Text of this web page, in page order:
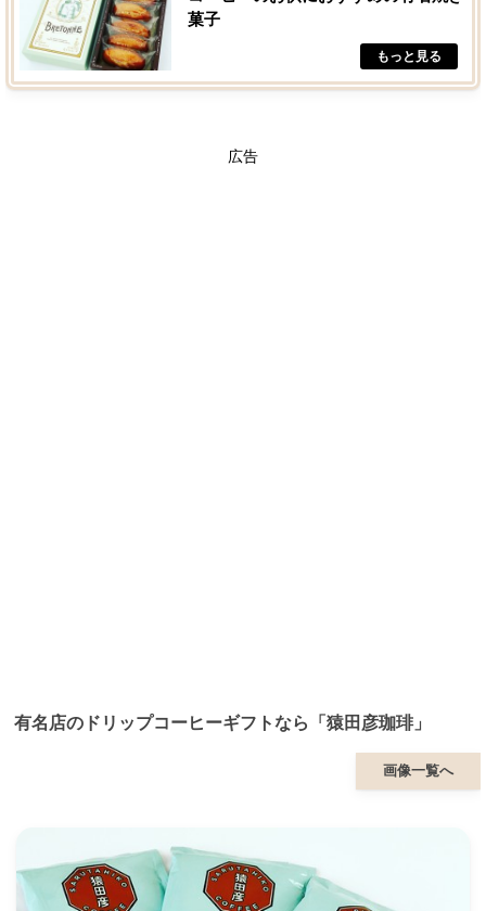
菓子
広告
有名店のドリップコーヒーギフトなら「猿田彦珈琲」
画像一覧へ